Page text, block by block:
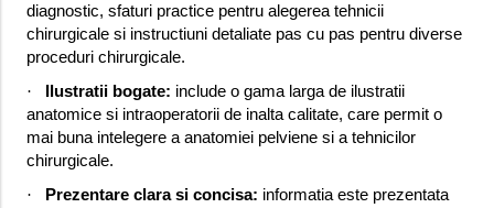
diagnostic, sfaturi practice pentru alegerea tehnicii
chirurgicale si instructiuni detaliate pas cu pas pentru diverse
proceduri chirurgicale.
·
Ilustratii bogate: include o gama larga de ilustratii
anatomice si intraoperatorii de inalta calitate, care permit o
mai buna intelegere a anatomiei pelviene si a tehnicilor
chirurgicale.
·
Prezentare clara si concisa: informatia este prezentata